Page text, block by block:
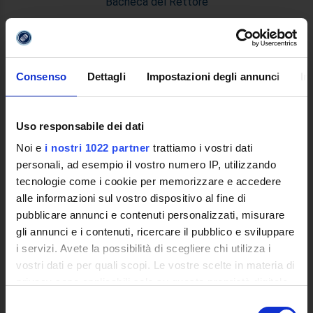
Consenso Dettagli Impostazioni degli annunci
Uso responsabile dei dati
Noi e i nostri 1022 partner trattiamo i vostri dati
personali, ad esempio il vostro numero IP, utilizzando
tecnologie come i cookie per memorizzare e accedere
alle informazioni sul vostro dispositivo al fine di
pubblicare annunci e contenuti personalizzati, misurare
gli annunci e i contenuti, ricercare il pubblico e sviluppare
i servizi. Avete la possibilità di scegliere chi utilizza i
vostri dati e per quali scopi. Le vostre scelte in materia di
Corsi di Laurea
Corsi di Perfezionamento
Dottorato di Ricerca
DPCM 4/8/23
Certificazioni e Alta Formazione Professionale
Corsi Singoli
Mondo Scuola - Corsi per Insegnanti
Riepilogo Offerta Formativa
Manifesto degli Studi
Classi dei Corsi di Studio
Guida alla visualizzazione delle Schede Corso
MASTER